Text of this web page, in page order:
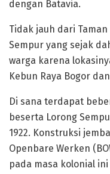
dengan Batavia.
Tidak jauh dari
Sempur yang sejak
warga karena
Kebun Raya Bogor
Di sana terdapat
beserta Lorong
1922. Konstruksi
Openbare Werken
pada masa kolonial